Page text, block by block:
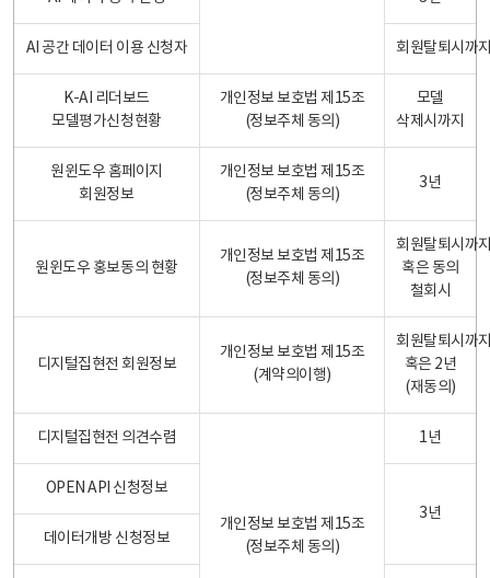
AI 공간 데이터 이용 신청자 회원탈퇴시까
K-AI 리더보드
모델평가신청현황
개인정보 보호법 제15조
(정보주체 동의)
모델
삭제시까지
원윈도우 홈페이지
회원정보
개인정보 보호법 제15조
(정보주체 동의)
3년
원윈도우 홍보동의 현황
개인정보 보호법 제15조
(정보주체 동의)
회원탈퇴시까
혹은 동의
철회시
디지털집현전 회원정보
개인정보 보호법 제15조
(계약의이행)
회원탈퇴시까
혹은 2년
(재동의)
디지털집현전 의견수렴
개인정보 보호법 제15조
(정보주체 동의)
1년
OPEN API 신청정보
3년
데이터개방 신청정보